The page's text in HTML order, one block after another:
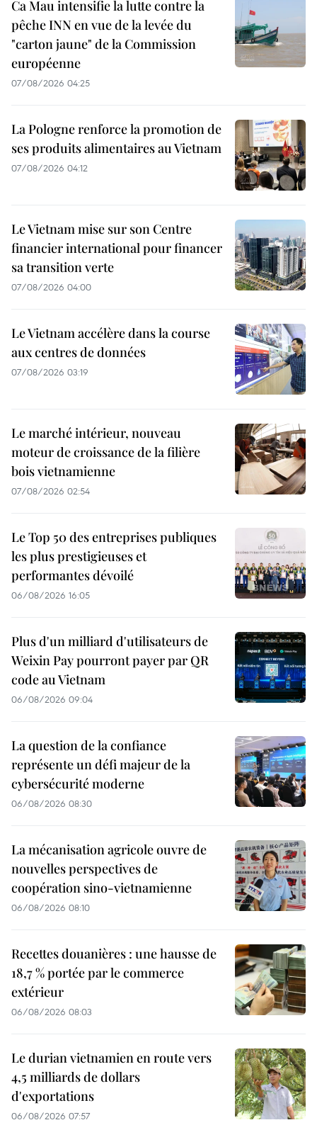
Ca Mau intensifie la lutte contre la
pêche INN en vue de la levée du
"carton jaune" de la Commission
européenne
07/08/2026 04:25
La Pologne renforce la promotion de
ses produits alimentaires au Vietnam
07/08/2026 04:12
Le Vietnam mise sur son Centre
financier international pour financer
sa transition verte
07/08/2026 04:00
Le Vietnam accélère dans la course
aux centres de données
07/08/2026 03:19
Le marché intérieur, nouveau
moteur de croissance de la filière
bois vietnamienne
07/08/2026 02:54
Le Top 50 des entreprises publiques
les plus prestigieuses et
performantes dévoilé
06/08/2026 16:05
Plus d'un milliard d'utilisateurs de
Weixin Pay pourront payer par QR
code au Vietnam
06/08/2026 09:04
La question de la confiance
représente un défi majeur de la
cybersécurité moderne
06/08/2026 08:30
La mécanisation agricole ouvre de
nouvelles perspectives de
coopération sino-vietnamienne
06/08/2026 08:10
Recettes douanières : une hausse de
18,7 % portée par le commerce
extérieur
06/08/2026 08:03
Le durian vietnamien en route vers
4,5 milliards de dollars
d'exportations
06/08/2026 07:57